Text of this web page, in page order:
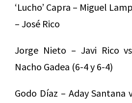
‘Lucho’ Capra – Miguel
– José Rico
Jorge Nieto – Javi Rico
Nacho Gadea (6-4 y 6-4)
Godo Díaz – Aday Santana